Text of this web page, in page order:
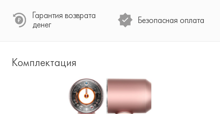
Гарантия возврата
денег
Безопасная оплата
Комплектация